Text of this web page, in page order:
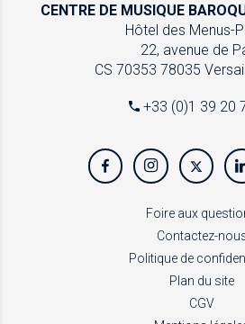
CENTRE DE MUSIQUE
Hôtel des Menus-
22, avenue de
CS 70353 78035
+33 (0)1 39 20
Foire aux
Contactez-
Politique de
Plan du site
CGV